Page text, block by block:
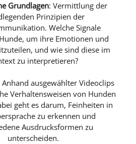
Grundlagen: Vermittlung der
Prinzipien der
Welche Signale
um ihre Emotionen und
und wie sind diese im
zu interpretieren?
Anhand ausgewählter Videoclips
Verhaltensweisen von Hunden
geht es darum, Feinheiten in
zu erkennen und
Ausdrucksformen zu
unterscheiden.